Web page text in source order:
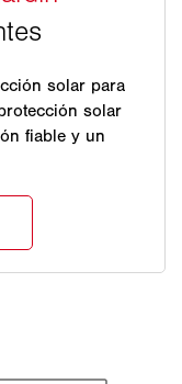
solar para
solar
fiable y un